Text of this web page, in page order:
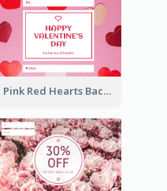
Pink Red Hearts Background Valentine's Day Gift Card